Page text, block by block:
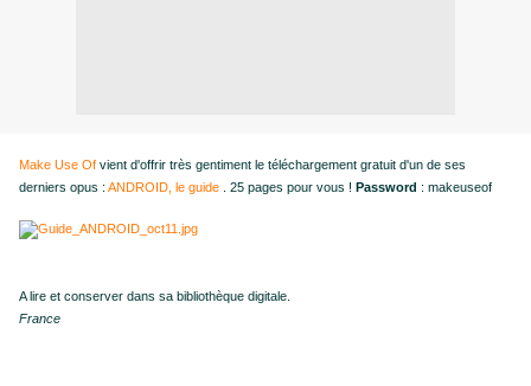
Make Use Of vient d'offrir très gentiment le téléchargement gratuit d'un de ses
derniers opus : ANDROID, le guide . 25 pages pour vous ! Password : makeuseof
A lire et conserver dans sa bibliothèque digitale.
France